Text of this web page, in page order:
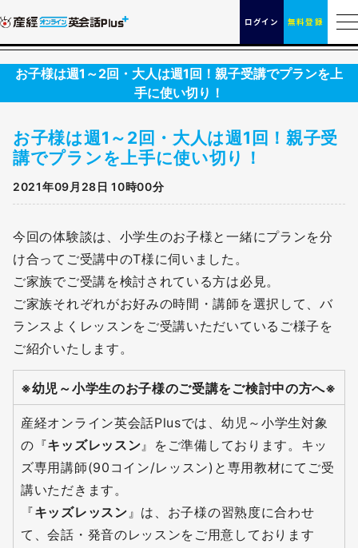
ログイン 無料登録
お子様は週1～2回・大人は週1回！親子受講でプランを上
手に使い切り！
お子様は週1～2回・大人は週1回！親子受
講でプランを上手に使い切り！
2021年09月28日 10時00分
今回の体験談は、小学生のお子様と一緒にプランを分
け合ってご受講中のT様に伺いました。
ご家族でご受講を検討されている方は必見。
ご家族それぞれがお好みの時間・講師を選択して、バ
ランスよくレッスンをご受講いただいているご様子を
ご紹介いたします。
※幼児～小学生のお子様のご受講をご検討中の方へ※
産経オンライン英会話Plusでは、幼児～小学生対象
の『キッズレッスン』をご準備しております。キッ
ズ専用講師(90コイン/レッスン)と専用教材にてご受
講いただきます。
『キッズレッスン』は、お子様の習熟度に合わせ
て、会話・発音のレッスンをご用意しております